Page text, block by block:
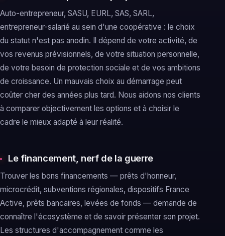
Auto-entrepreneur, SASU, EURL, SAS, SARL,
entrepreneur-salarié au sein d'une coopérative : le choix
du statut n'est pas anodin. Il dépend de votre activité, de
vos revenus prévisionnels, de votre situation personnelle,
de votre besoin de protection sociale et de vos ambitions
de croissance. Un mauvais choix au démarrage peut
coûter cher des années plus tard. Nous aidons nos clients
à comparer objectivement les options et à choisir le
cadre le mieux adapté à leur réalité.
Le financement, nerf de la guerre
Trouver les bons financements — prêts d'honneur,
microcrédit, subventions régionales, dispositifs France
Active, prêts bancaires, levées de fonds — demande de
connaître l'écosystème et de savoir présenter son projet.
Les structures d'accompagnement comme les